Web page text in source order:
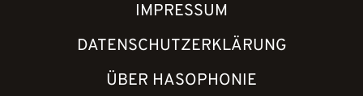
IMPRESSUM
DATENSCHUTZERKLÄRUNG
ÜBER HASOPHONIE